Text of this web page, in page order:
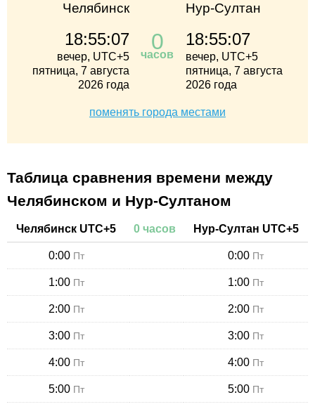
Челябинск Нур-Султан
18:55:08
вечер, UTC+5
пятница, 7 августа
2026 года
0
часов
18:55:08
вечер, UTC+5
пятница, 7 августа
2026 года
поменять города местами
Таблица сравнения времени между
Челябинском и Нур-Султаном
Челябинск UTC+5 0 часов Нур-Султан UTC+5
0:00 Пт 0:00 Пт
1:00 Пт 1:00 Пт
2:00 Пт 2:00 Пт
3:00 Пт 3:00 Пт
4:00 Пт 4:00 Пт
5:00 Пт 5:00 Пт